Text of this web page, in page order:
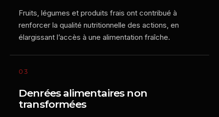
Fruits, légumes et produits frais ont contribué à
renforcer la qualité nutritionnelle des actions, en
élargissant l’accès à une alimentation fraîche.
03
Denrées alimentaires non
transformées